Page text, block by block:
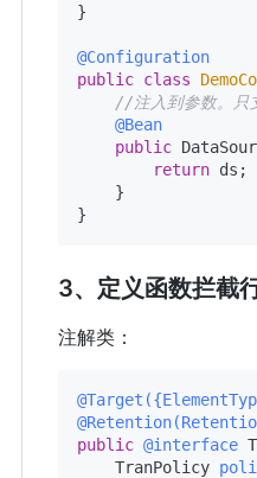
}
@Configuration
public class
//注入到参数。只
@Bean
public
return ds;
    }
3、定义函数拦截
注解类：
public @interface
    TranPolicy